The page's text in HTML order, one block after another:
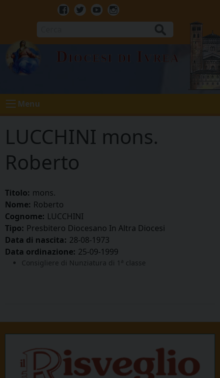
Facebook
TwitterYoutubeInstagram
Diocesi di Ivrea
Menu
LUCCHINI mons.
Roberto
Titolo: mons.
Nome: Roberto
Cognome: LUCCHINI
Tipo: Presbitero Diocesano In Altra Diocesi
Data di nascita: 28-08-1973
Data ordinazione: 25-09-1999
Consigliere di Nunziatura di 1 a classe